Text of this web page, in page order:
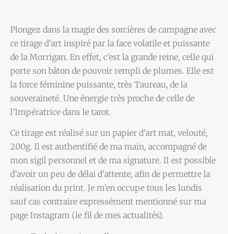
Plongez dans la magie des sorcières de campagne avec
ce tirage d’art inspiré par la face volatile et puissante
de la Morrigan. En effet, c’est la grande reine, celle qui
porte son bâton de pouvoir rempli de plumes. Elle est
la force féminine puissante, très Taureau, de la
souveraineté. Une énergie très proche de celle de
l’Impératrice dans le tarot.
Ce tirage est réalisé sur un papier d’art mat, velouté,
200g. Il est authentifié de ma main, accompagné de
mon sigil personnel et de ma signature. Il est possible
d’avoir un peu de délai d’attente, afin de permettre la
réalisation du print. Je m’en occupe tous les lundis
sauf cas contraire expressément mentionné sur ma
page Instagram (le fil de mes actualités).